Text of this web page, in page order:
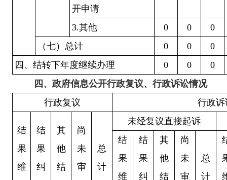
开申请
3.其他 0 0
0
（七）总计
0 0
0
四、结转下年度继续办理
0 0
0
四、 政府信息公开行政复议、行政诉讼情况
行政复议
行政诉
结
果
维
结
果
纠
其
他
结
尚
未
审
总
计
未经复议直接起诉
结
果
维
结
果
纠
其
他
结
尚
未
审
总
计